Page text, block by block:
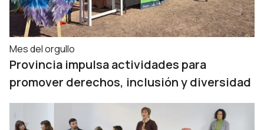
Mes del orgullo
Provincia impulsa actividades para
promover derechos, inclusión y diversidad